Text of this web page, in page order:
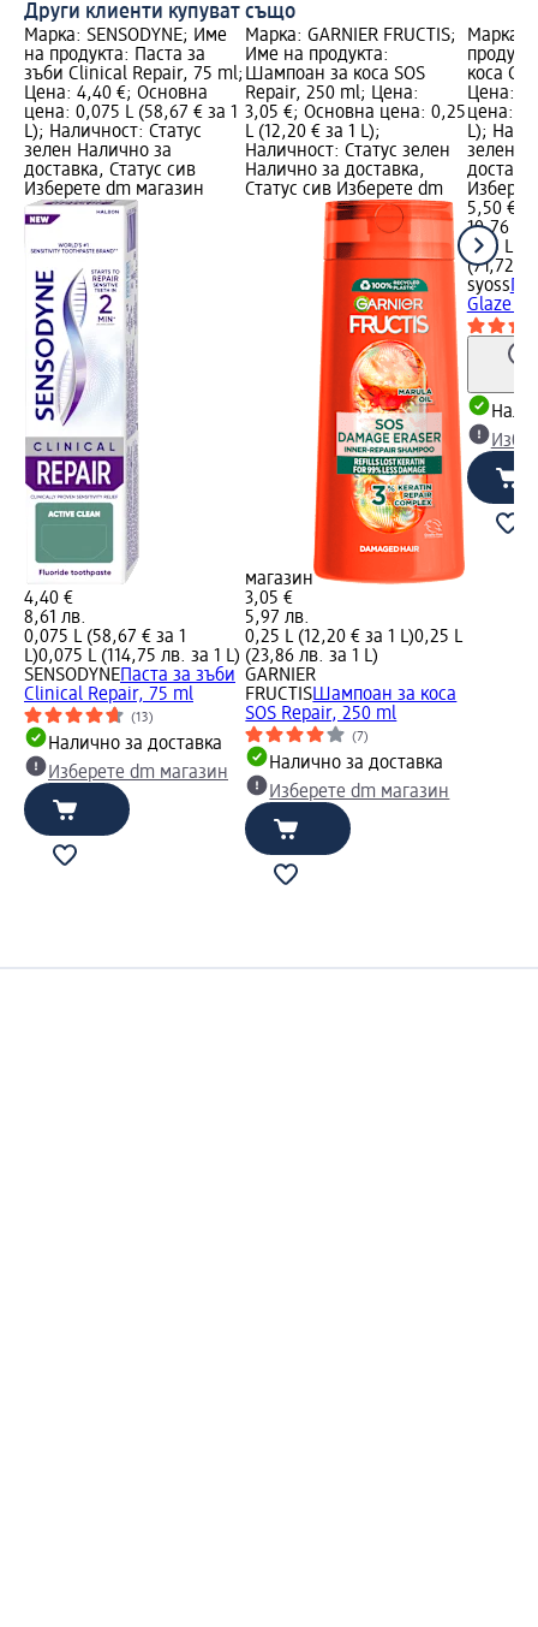
Други клиенти купуват също
Марка: SENSODYNE; Име
на продукта: Паста за
зъби Clinical Repair, 75 ml;
Цена: 4,40 €; Основна
цена: 0,075 L (58,67 € за 1
L); Наличност: Статус
зелен Налично за
доставка, Статус сив
Изберете dm магазин
4,40 €
8,61 лв.
0,075 L (58,67 € за 1
L)0,075 L (114,75 лв. за 1 L)
SENSODYNEПаста за зъби
Clinical Repair, 75 ml
(13)
Налично за доставка
Изберете dm магазин
Марка: GARNIER FRUCTIS;
Име на продукта:
Шампоан за коса SOS
Repair, 250 ml; Цена:
3,05 €; Основна цена: 0,25
L (12,20 € за 1 L);
Наличност: Статус зелен
Налично за доставка,
Статус сив Изберете dm
магазин
3,05 €
5,97 лв.
0,25 L (12,20 € за 1 L)0,25 L
(23,86 лв. за 1 L)
GARNIER
FRUCTISШампоан за коса
SOS Repair, 250 ml
(7)
Налично за доставка
Изберете dm магазин
Марка:
коса
Цена:
цена:
L);
зелен
5,50 €
10,76 лв.
0,15 L
(71,72
syoss
Glaze